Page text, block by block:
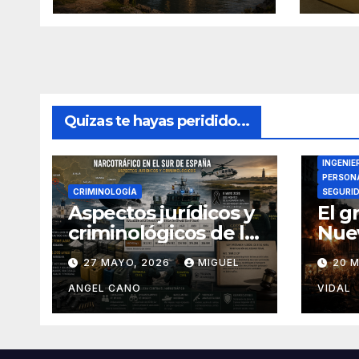
Quizas te hayas peridido...
CRIMINOLOGÍA
Aspectos jurídicos y
criminológicos de la
actual lucha contra
el narcotráfico en el
sur de España
27 MAYO, 2026 MIGUEL
ANGEL CANO
El
20
VIDAL